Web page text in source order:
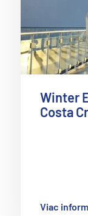
Winter
Costa
Viac